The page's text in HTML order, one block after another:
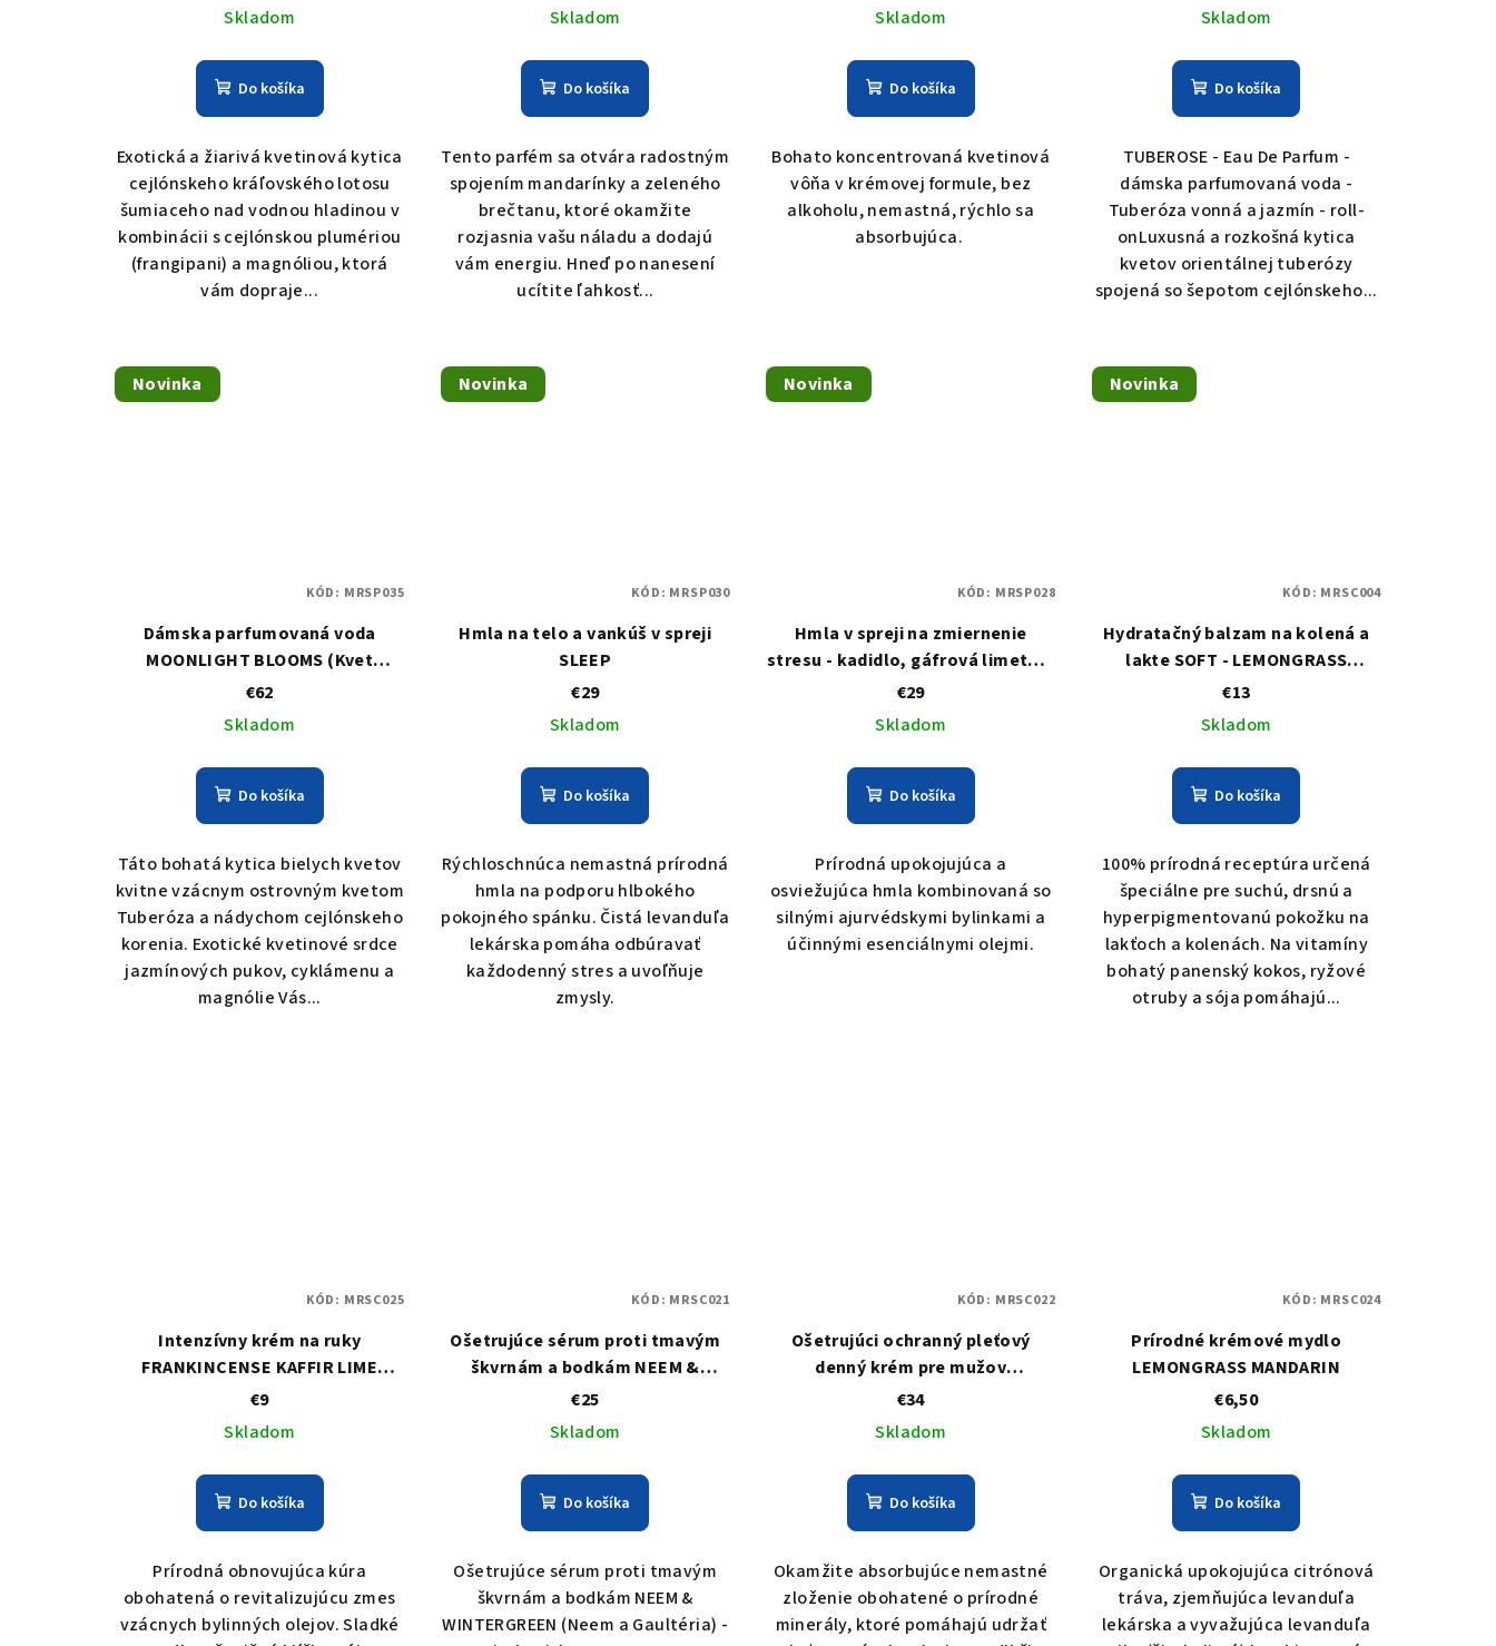
Skladom
Do košíka
Exotická a žiarivá kvetinová kytica
cejlónskeho kráľovského lotosu
šumiaceho nad vodnou hladinou v
kombinácii s cejlónskou plumériou
(frangipani) a magnóliou, ktorá
vám dopraje...
Skladom
Do košíka
Tento parfém sa otvára radostným
spojením mandarínky a zeleného
brečtanu, ktoré okamžite
rozjasnia vašu náladu a dodajú
vám energiu. Hneď po nanesení
ucítite ľahkosť...
Skladom
Do košíka
Bohato koncentrovaná kvetinová
vôňa v krémovej formule, bez
alkoholu, nemastná, rýchlo sa
absorbujúca.
Skladom
Do košíka
TUBEROSE - Eau De Parfum -
dámska parfumovaná voda -
Tuberóza vonná a jazmín - roll-
onLuxusná a rozkošná kytica
kvetov orientálnej tuberózy
spojená so šepotom cejlónskeho...
Novinka
Dámska parfumovaná voda
MOONLIGHT BLOOMS (Kvet
mesačného svitu) - Tuberóza
vonná, jazmín, cyklámen,
€62
Skladom
Do košíka
Táto bohatá kytica bielych kvetov
kvitne vzácnym ostrovným kvetom
Tuberóza a nádychom cejlónskeho
korenia. Exotické kvetinové srdce
jazmínových pukov, cyklámenu a
magnólie Vás...
KÓD: MRSP035
Novinka
Hmla na telo a vankúš v spreji
SLEEP
€29
Skladom
Do košíka
Rýchloschnúca nemastná prírodná
hmla na podporu hlbokého
pokojného spánku. Čistá levanduľa
lekárska pomáha odbúravať
každodenný stres a uvoľňuje
zmysly.
KÓD: MRSP030
Novinka
Hmla v spreji na zmiernenie
stresu - kadidlo, gáfrová limetka,
tangerínka - DE-STRESS
€29
Skladom
Do košíka
Prírodná upokojujúca a
osviežujúca hmla kombinovaná so
silnými ajurvédskymi bylinkami a
účinnými esenciálnymi olejmi.
KÓD: MRSP028
Novinka
Hydratačný balzam na kolená a
lakte SOFT - LEMONGRASS
GRAPEFRUIT
€13
Skladom
Do košíka
100% prírodná receptúra určená
špeciálne pre suchú, drsnú a
hyperpigmentovanú pokožku na
lakťoch a kolenách. Na vitamíny
bohatý panenský kokos, ryžové
otruby a sója pomáhajú...
KÓD: MRSC004
Intenzívny krém na ruky
FRANKINCENSE KAFFIR LIME
(Ceylon Elephant)
€9
Skladom
Do košíka
Prírodná obnovujúca kúra
obohatená o revitalizujúcu zmes
vzácnych bylinných olejov. Sladké
KÓD: MRSC025
Ošetrujúce sérum proti tmavým
škvrnám a bodkám NEEM &
WINTERGREEN (Neem a
Gaultéria)
€25
Skladom
Do košíka
Ošetrujúce sérum proti tmavým
škvrnám a bodkám NEEM &
WINTERGREEN (Neem a Gaultéria) -
KÓD: MRSC021
Ošetrujúci ochranný pleťový
denný krém pre mužov
FRANKINCENSE
€34
Skladom
Do košíka
Okamžite absorbujúce nemastné
zloženie obohatené o prírodné
minerály, ktoré pomáhajú udržať
KÓD: MRSC022
Prírodné krémové mydlo
LEMONGRASS MANDARIN
€6,50
Skladom
Do košíka
Organická upokojujúca citrónová
tráva, zjemňujúca levanduľa
lekárska a vyvažujúca levanduľa
KÓD: MRSC024